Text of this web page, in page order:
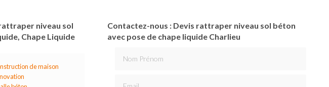
niveau sol
Chape Liquide
de maison
Contactez-nous : Devis rattraper niveau sol béton
avec pose de chape liquide Charlieu